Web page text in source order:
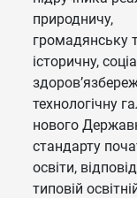
природничу,
громадянську
історичну,
технологічну
нового
стандарту
освіти,
типовій